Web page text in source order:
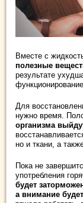
Вместе с
полезные
результате
Для
нужно время.
организма
но и ткани, а
Пока не
употребления
будет
а внимание